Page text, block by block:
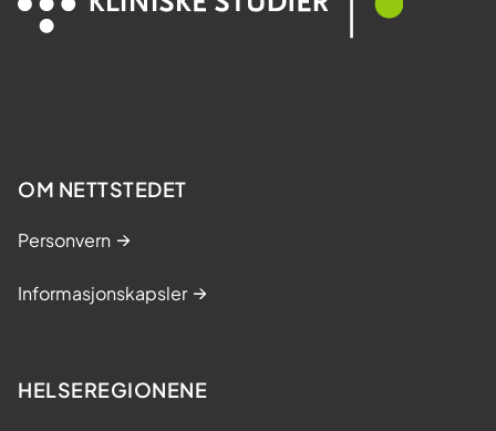
OM NETTSTEDET
Personvern
Informasjonskapsler
HELSEREGIONENE